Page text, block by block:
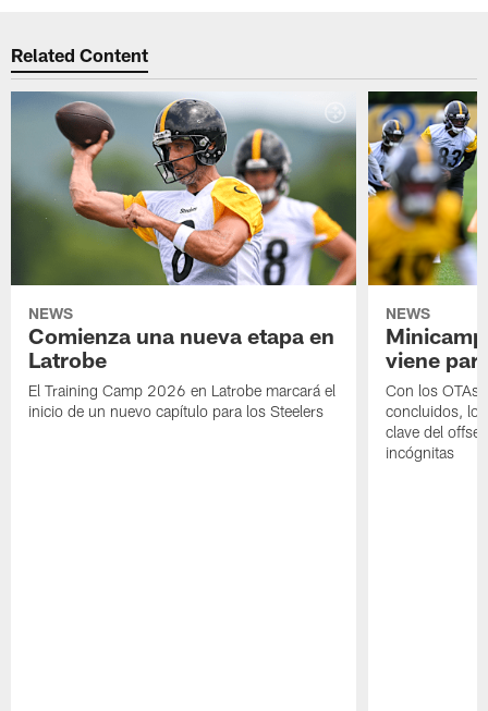
Related Content
NEWS
Comienza una nueva etapa en
Latrobe
El Training Camp 2026 en Latrobe marcará el
inicio de un nuevo capítulo para los Steelers
NEWS
viene
Con los OTAs
concluidos,
clave del
incógnitas